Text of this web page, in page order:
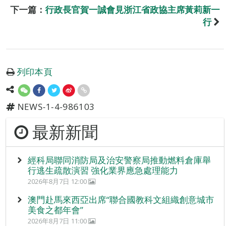
下一篇： 行政長官賀一誠會見浙江省政協主席黃莉新一
行
列印本頁
NEWS-1-4-986103
最新新聞
經科局聯同消防局及治安警察局推動燃料倉庫舉
行逃生疏散演習 強化業界應急處理能力
2026年8月7日 12:00
澳門赴馬來西亞出席“聯合國教科文組織創意城市
美食之都年會”
2026年8月7日 11:00